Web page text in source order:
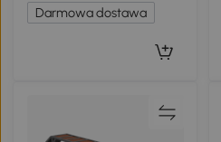
Darmowa dostawa